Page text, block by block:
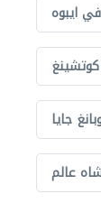
ايبوه
جايا
عالم